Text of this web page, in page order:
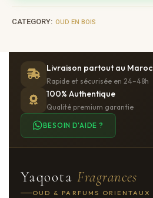
CATEGORY: OUD EN BOIS
Livraison partout au Maroc
Rapide et sécurisée en 24–48h
100% Authentique
Qualité premium garantie
BESOIN D'AIDE ?
Yaqoota Fragrances
OUD & PARFUMS ORIENTAUX